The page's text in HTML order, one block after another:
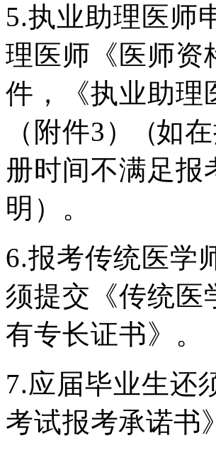
5.执业助理医师
理医师 《医师
件，《执业助理
（ 附件3 ）（如
册时间不满足报
明）。
6.报考传统医学
须提交 《传统
有专长证书》。
7.应届毕业生还
考试报考承诺书